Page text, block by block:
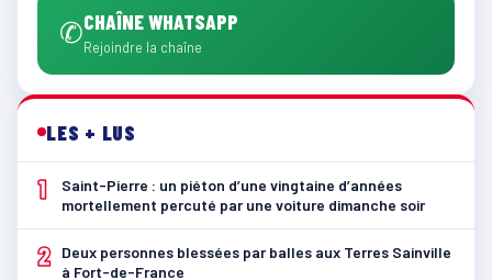
✆CHAÎNE WHATSAPP
Rejoindre la chaîne
LES + LUS
1
Saint-Pierre : un piéton d’une vingtaine d’années
mortellement percuté par une voiture dimanche soir
2
Deux personnes blessées par balles aux Terres Sainville
à Fort-de-France